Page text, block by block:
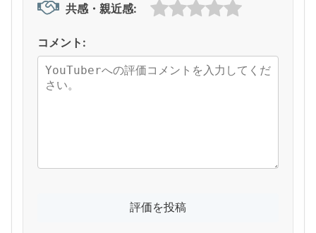
共感・親近感:
コメント: